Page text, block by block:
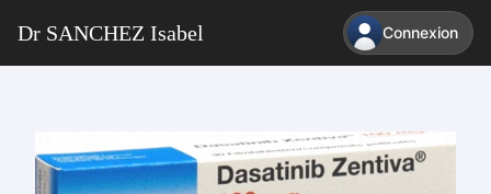
Dr SANCHEZ Isabel Connexion